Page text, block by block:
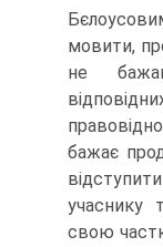
мовити,
не
бажає
учаснику
свою